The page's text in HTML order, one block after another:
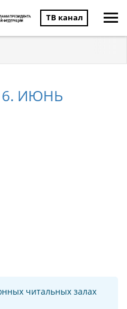
ТВ канал
6. ИЮНЬ
читальных залах